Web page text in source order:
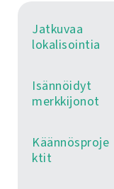
Jatkuvaa
lokalisointia
Isännöidyt
merkkijonot
Käännösproje
ktit